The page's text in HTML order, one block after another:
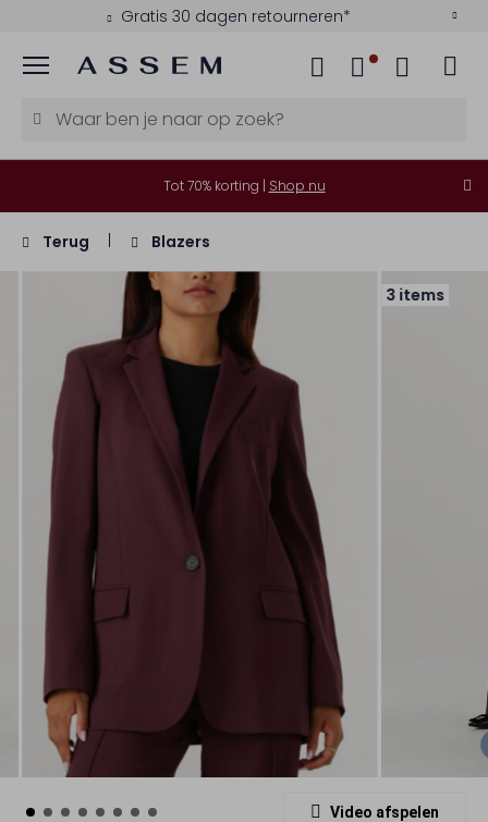
Gratis 30 dagen retourneren*
Menu
Tot 70% korting | Shop nu
Terug Blazers
3 items
Video afspelen